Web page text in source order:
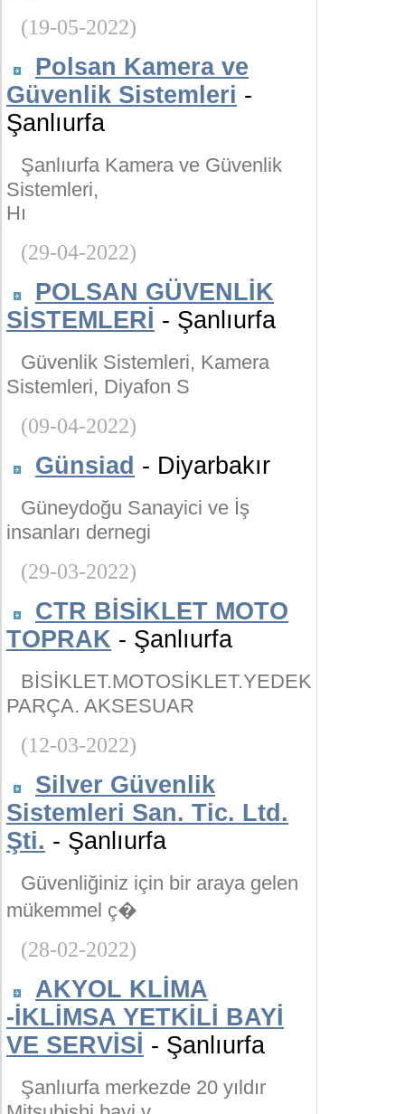
(19-05-2022)
Polsan Kamera ve
Güvenlik Sistemleri -
Şanlıurfa
Şanlıurfa Kamera ve Güvenlik
Sistemleri,
Hı
(29-04-2022)
POLSAN GÜVENLİK
SİSTEMLERİ - Şanlıurfa
Güvenlik Sistemleri, Kamera
Sistemleri, Diyafon S
(09-04-2022)
Günsiad - Diyarbakır
Güneydoğu Sanayici ve İş
insanları dernegi
(29-03-2022)
CTR BİSİKLET MOTO
TOPRAK - Şanlıurfa
BİSİKLET.MOTOSİKLET.YEDEK
PARÇA. AKSESUAR
(12-03-2022)
Silver Güvenlik
Sistemleri San. Tic. Ltd.
Şti. - Şanlıurfa
Güvenliğiniz için bir araya gelen
mükemmel ç�
(28-02-2022)
AKYOL KLİMA
-İKLİMSA YETKİLİ BAYİ
VE SERVİSİ - Şanlıurfa
Şanlıurfa merkezde 20 yıldır